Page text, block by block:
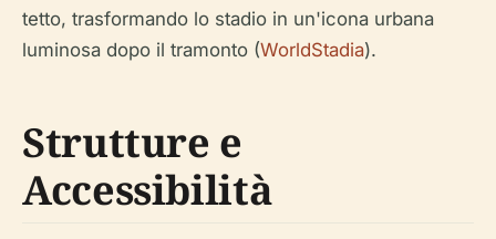
tetto, trasformando lo stadio in un'icona urbana
luminosa dopo il tramonto (WorldStadia).
Strutture e
Accessibilità